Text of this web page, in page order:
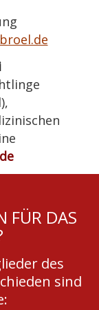
FÜR DAS
des
sind